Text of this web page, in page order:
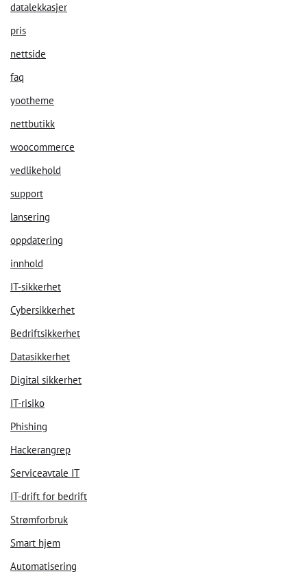
datalekkasjer
pris
nettside
faq
yootheme
nettbutikk
woocommerce
vedlikehold
support
lansering
oppdatering
innhold
IT-sikkerhet
Cybersikkerhet
Bedriftsikkerhet
Datasikkerhet
Digital sikkerhet
IT-risiko
Phishing
Hackerangrep
Serviceavtale IT
IT-drift for bedrift
Strømforbruk
Smart hjem
Automatisering